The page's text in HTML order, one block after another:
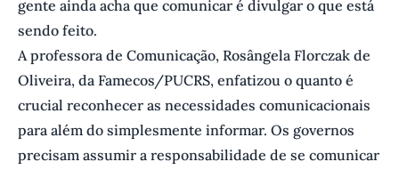
gente ainda acha que comunicar é divulgar o que está
sendo feito.
A professora de Comunicação, Rosângela Florczak de
Oliveira, da Famecos/PUCRS, enfatizou o quanto é
crucial reconhecer as necessidades comunicacionais
para além do simplesmente informar. Os governos
precisam assumir a responsabilidade de se comunicar